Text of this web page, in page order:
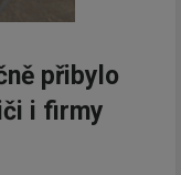
přibylo
i firmy